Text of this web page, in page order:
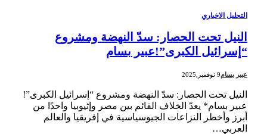
التحليل الاخباري
النيل تحت الحصار: سدّ النهضة ومشروع
“إسرائيل الكبرى”!عبير بسام
عبير بسام9 نوفمبر,2025
النيل تحت الحصار: سدّ النهضة ومشروع “إسرائيل الكبرى”!
عبير بسام* يعدّ الخلاف القائم بين مصر وإثيوبيا واحدًا من
أبرز وأخطر النزاعات الجيوسياسية في إفريقيا والعالم
العربي…